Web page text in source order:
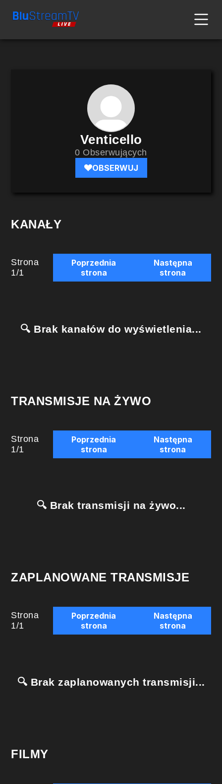
Venticello
0 Obserwujących
OBSERWUJ
KANAŁY
Strona
1/1
Poprzednia
strona
Następna
strona
🔍 Brak kanałów do wyświetlenia...
TRANSMISJE NA ŻYWO
Strona
1/1
Poprzednia
strona
Następna
strona
🔍 Brak transmisji na żywo...
ZAPLANOWANE TRANSMISJE
Strona
1/1
Poprzednia
strona
Następna
strona
🔍 Brak zaplanowanych transmisji...
FILMY